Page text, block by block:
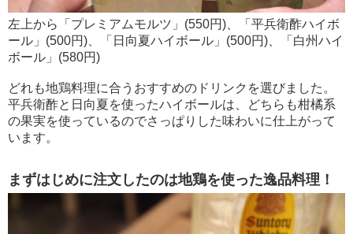
左上から「プレミアムモルツ」(550円)、「平兵衛酢ハイボ
ール」(500円)、「日向夏ハイボール」(500円)、「白州ハイ
ボール」(580円)
どれも地鶏料理に合うおすすめのドリンクを選びました。
平兵衛酢と日向夏を使ったハイボールは、どちらも柑橘系
の果実を使っているのでさっぱりした味わいに仕上がって
います。
まずはじめに注文したのは地鶏を使った逸品料理！